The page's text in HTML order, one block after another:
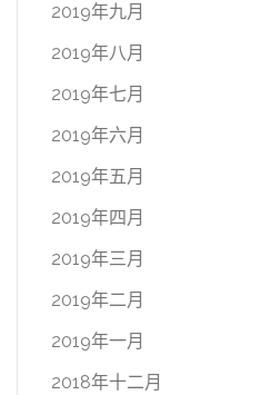
2019年九月
2019年八月
2019年七月
2019年六月
2019年五月
2019年四月
2019年三月
2019年二月
2019年一月
2018年十二月